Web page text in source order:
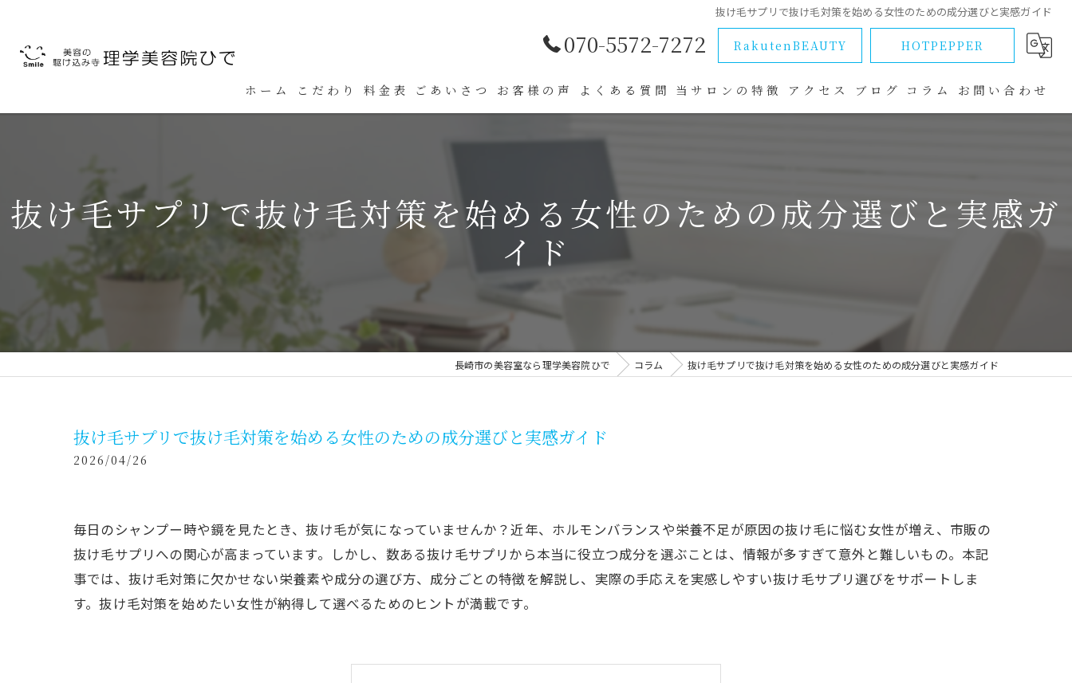
抜け毛サプリで抜け毛対策を始める女性のための成分選びと実感ガイド
070-5572-7272 RakutenBEAUTY HOTPEPPER
ホーム こだわり 料金表 ごあいさつ お客様の声 よくある質問 当サロンの特徴
髪質改善
アクセス ブログ コラム お問い合わせ
抜け毛サプリで抜け毛対策を始める女性のための成分選びと実感ガ
イド
長崎市の美容室なら理学美容院ひで コラム 抜け毛サプリで抜け毛対策を始める女性のための成分選びと実感ガイド
抜け毛サプリで抜け毛対策を始める女性のための成分選びと実感ガイド
2026/04/26
毎日のシャンプー時や鏡を見たとき、抜け毛が気になっていませんか？近年、ホルモンバランスや栄養不足が原因の抜け毛に悩む女性が増え、市販の
抜け毛サプリへの関心が高まっています。しかし、数ある抜け毛サプリから本当に役立つ成分を選ぶことは、情報が多すぎて意外と難しいもの。本記
事では、抜け毛対策に欠かせない栄養素や成分の選び方、成分ごとの特徴を解説し、実際の手応えを実感しやすい抜け毛サプリ選びをサポートしま
す。抜け毛対策を始めたい女性が納得して選べるためのヒントが満載です。